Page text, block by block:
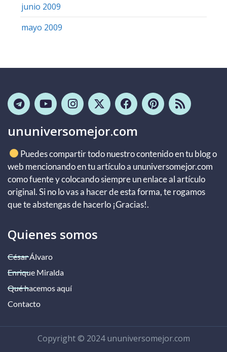
junio 2009
mayo 2009
ununiversomejor.com
Puedes compartir todo nuestro contenido en tu blog o
web mencionando en tu artículo a ununiversomejor.com
como fuente y colocando siempre un enlace al artículo
original. Si no lo vas a hacer de esta forma, te rogamos
que te abstengas de hacerlo ¡Gracias!.
Quienes somos
César Álvaro
Enrique Miralda
Qué hacemos aquí
Contacto
Copyright © 2024 ununiversomejor.com